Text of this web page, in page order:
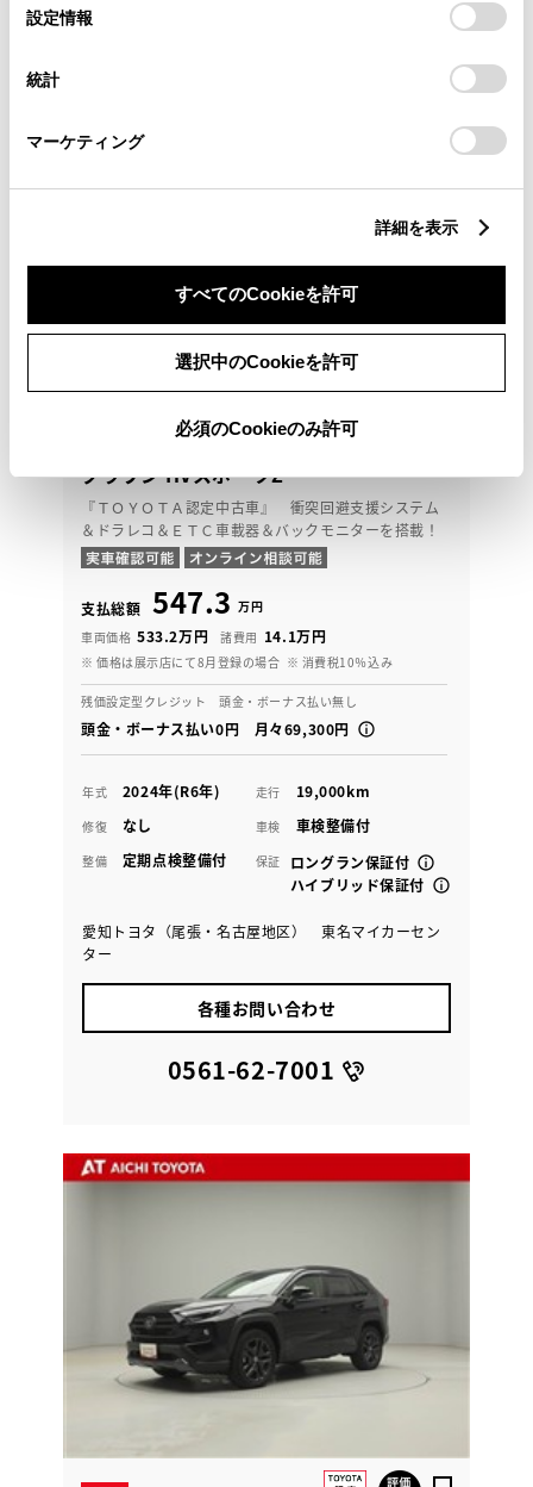
デバイスにすべてのCookie(クッキー)が保存されることに同
意したことになります。Cookie(クッキー)のオプトアウト、
設定の変更、同意を撤回したりするにあたっては、当社の
「Cookie（クッキー）情報の取り扱いについて
」をご覧くだ
設定情報
統計
マーケティング
詳細を表示
すべてのCookieを許可
選択中のCookieを許可
必須のCookieのみ許可
クラウン HVスポーツZ
『ＴＯＹＯＴＡ認定中古車』 衝突回避支援システム
＆ドラレコ＆ＥＴＣ車載器＆バックモニターを搭載！
支払総額 547.3 万円
車両価格 533.2万円 諸費用 14.1万円
※ 価格は展示店にて8月登録の場合 ※ 消費税10％込み
残価設定型クレジット 頭金・ボーナス払い無し
頭金・ボーナス払い0円 月々69,300円
年式 2024年(R6年) 走行 19,000km
修復 なし 車検 車検整備付
整備 定期点検整備付 保証
ロングラン保証付
ハイブリッド保証付
愛知トヨタ（尾張・名古屋地区） 東名マイカーセン
ター
各種お問い合わせ
0561-62-7001